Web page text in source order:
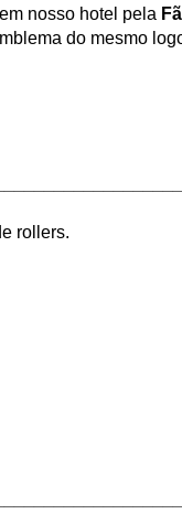
nosso hotel pela
do mesmo
rollers.